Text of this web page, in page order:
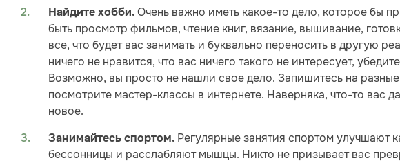
Найдите хобби. Очень важно иметь какое-то дело, которое бы
быть просмотр фильмов, чтение книг, вязание, вышивание,
все, что будет вас занимать и буквально переносить в другую
ничего не нравится, что вас ничего такого не интересует,
Возможно, вы просто не нашли свое дело. Запишитесь на
посмотрите мастер-классы в интернете. Наверняка, что-то вас
новое.
Занимайтесь спортом. Регулярные занятия спортом улучшают
бессонницы и расслабляют мышцы. Никто не призывает вас